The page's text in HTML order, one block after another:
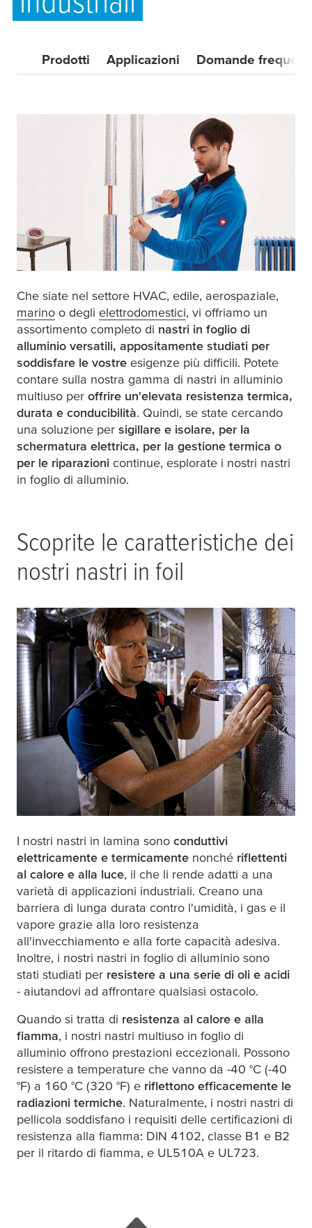
Prodotti Applicazioni Domande
Che siate nel settore HVAC, edile, aerospaziale,
marino o degli elettrodomestici, vi offriamo un
assortimento completo di nastri in foglio di
alluminio versatili, appositamente studiati per
soddisfare le vostre esigenze più difficili. Potete
contare sulla nostra gamma di nastri in alluminio
multiuso per offrire un'elevata resistenza termica,
durata e conducibilità. Quindi, se state cercando
una soluzione per sigillare e isolare, per la
schermatura elettrica, per la gestione termica o
per le riparazioni continue, esplorate i nostri nastri
in foglio di alluminio.
Scoprite le caratteristiche dei
nostri nastri in foil
I nostri nastri in lamina sono conduttivi
elettricamente e termicamente nonché riflettenti
al calore e alla luce, il che li rende adatti a una
varietà di applicazioni industriali. Creano una
barriera di lunga durata contro l'umidità, i gas e il
vapore grazie alla loro resistenza
all'invecchiamento e alla forte capacità adesiva.
Inoltre, i nostri nastri in foglio di alluminio sono
stati studiati per resistere a una serie di oli e acidi
- aiutandovi ad affrontare qualsiasi ostacolo.
Quando si tratta di resistenza al calore e alla
fiamma, i nostri nastri multiuso in foglio di
alluminio offrono prestazioni eccezionali. Possono
resistere a temperature che vanno da -40 °C (-40
°F) a 160 °C (320 °F) e riflettono efficacemente le
radiazioni termiche. Naturalmente, i nostri nastri di
pellicola soddisfano i requisiti delle certificazioni di
resistenza alla fiamma: DIN 4102, classe B1 e B2
per il ritardo di fiamma, e UL510A e UL723.